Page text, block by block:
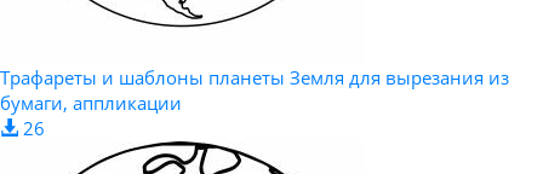
Трафареты и шаблоны планеты Земля для вырезания из
бумаги, аппликации
26